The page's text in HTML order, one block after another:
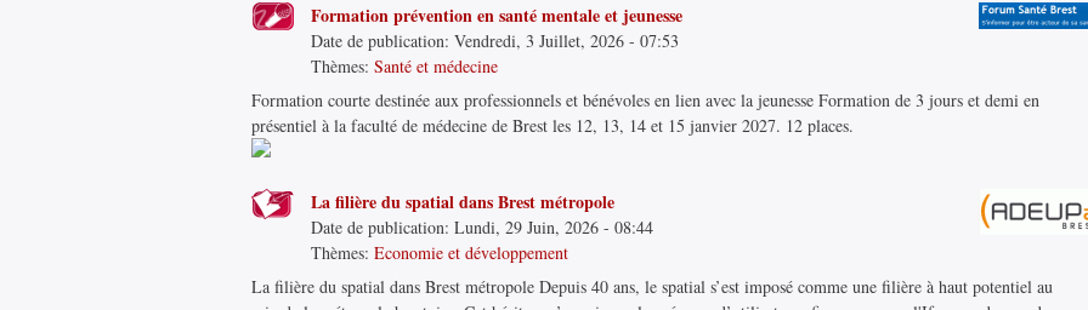
Formation prévention en santé mentale et jeunesse
Date de publication:Vendredi, 3 Juillet, 2026 - 07:53
Thèmes:Santé et médecine
Formation courte destinée aux professionnels et bénévoles en lien avec la jeunesse Formation de 3 jours et demi en
présentiel à la faculté de médecine de Brest les 12, 13, 14 et 15 janvier 2027. 12 places.
La filière du spatial dans Brest métropole
Date de publication:Lundi, 29 Juin, 2026 - 08:44
Thèmes:Economie et développement
La filière du spatial dans Brest métropole Depuis 40 ans, le spatial s’est imposé comme une filière à haut potentiel au